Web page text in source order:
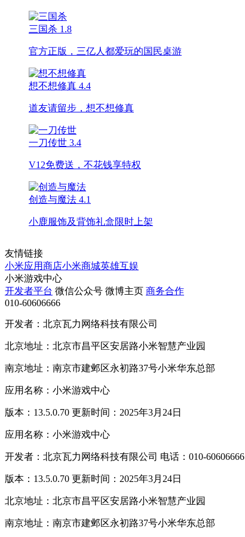
三国杀 1.8
官方正版，三亿人都爱玩的国民桌游
想不想修真 4.4
道友请留步，想不想修真
一刀传世 3.4
V12免费送，不花钱享特权
创造与魔法 4.1
小鹿服饰及背饰礼盒限时上架
友情链接
小米应用商店小米商城英雄互娱
小米游戏中心
开发者平台 微信公众号 微博主页 商务合作
010-60606666
开发者：北京瓦力网络科技有限公司
北京地址：北京市昌平区安居路小米智慧产业园
南京地址：南京市建邺区永初路37号小米华东总部
应用名称：小米游戏中心
版本：13.5.0.70 更新时间：2025年3月24日
应用名称：小米游戏中心
开发者：北京瓦力网络科技有限公司 电话：010-60606666
版本：13.5.0.70 更新时间：2025年3月24日
北京地址：北京市昌平区安居路小米智慧产业园
南京地址：南京市建邺区永初路37号小米华东总部